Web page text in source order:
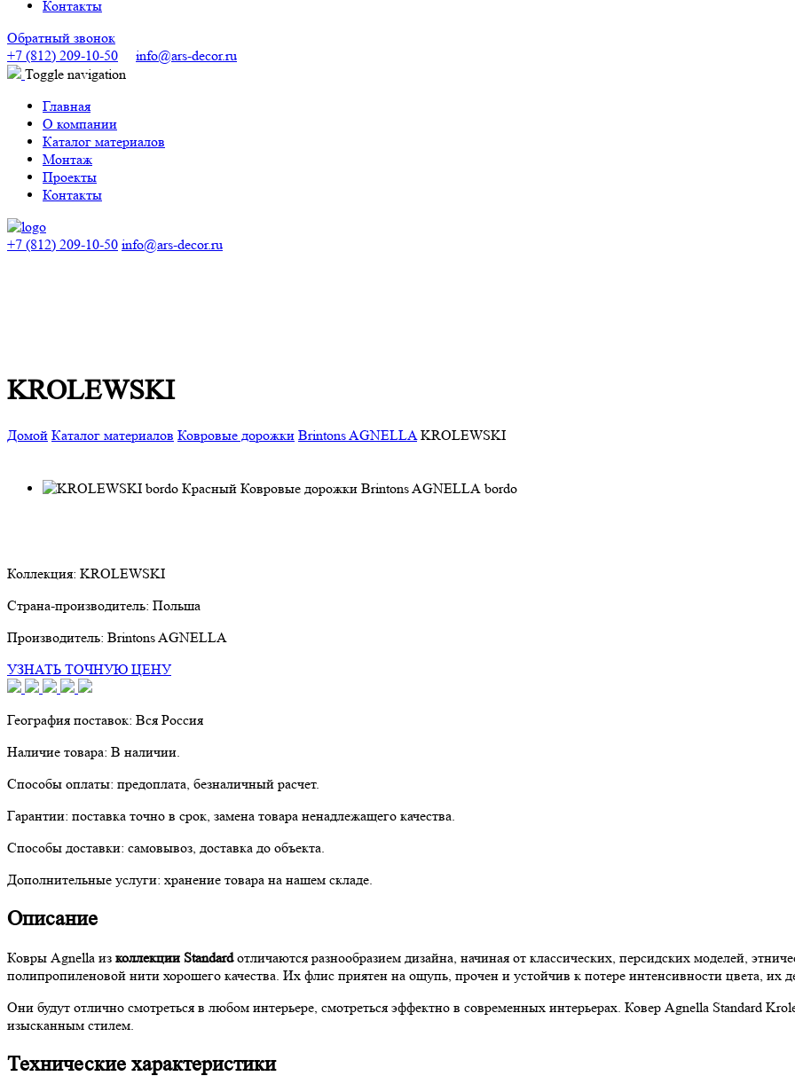
Контакты
Обратный звонок
+7 (812) 209-10-50
info@ars-decor.ru
Toggle navigation
Главная
О компании
Каталог материалов
Монтаж
Проекты
Контакты
+7 (812) 209-10-50 info@ars-decor.ru
KROLEWSKI
Домой Каталог материалов Ковровые дорожки Brintons AGNELLA KROLEWSKI
bordo
Коллекция: KROLEWSKI
Страна-производитель: Польша
Производитель: Brintons AGNELLA
УЗНАТЬ ТОЧНУЮ ЦЕНУ
География поставок: Вся Россия
Наличие товара: В наличии.
Способы оплаты: предоплата, безналичный расчет.
Гарантии: поставка точно в срок, замена товара ненадлежащего качества.
Способы доставки: самовывоз, доставка до объекта.
Дополнительные услуги: хранение товара на нашем складе.
Описание
Ковры Agnella из коллекции Standardотличаются разнообразием дизайна, начиная от классических, персидских моделей,
полипропиленовой нити хорошего качества. Их флис приятен на ощупь, прочен и устойчив к потере интенсивности цвета, их
Они будут отлично смотреться в любом интерьере, смотреться эффектно в современных интерьерах. Ковер Agnella Standard
изысканным стилем.
Технические характеристики